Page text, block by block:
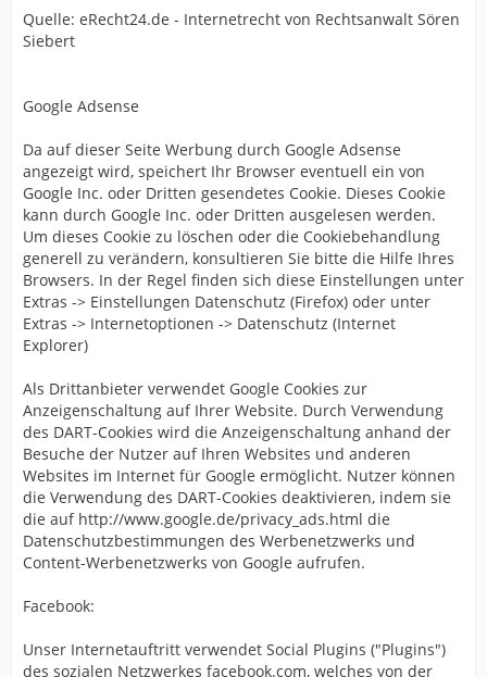
Quelle: eRecht24.de - Internetrecht von Rechtsanwalt Sören
Siebert
Google Adsense
Da auf dieser Seite Werbung durch Google Adsense
angezeigt wird, speichert Ihr Browser eventuell ein von
Google Inc. oder Dritten gesendetes Cookie. Dieses Cookie
kann durch Google Inc. oder Dritten ausgelesen werden.
Um dieses Cookie zu löschen oder die Cookiebehandlung
generell zu verändern, konsultieren Sie bitte die Hilfe Ihres
Browsers. In der Regel finden sich diese Einstellungen unter
Extras -> Einstellungen Datenschutz (Firefox) oder unter
Extras -> Internetoptionen -> Datenschutz (Internet
Explorer)
Als Drittanbieter verwendet Google Cookies zur
Anzeigenschaltung auf Ihrer Website. Durch Verwendung
des DART-Cookies wird die Anzeigenschaltung anhand der
Besuche der Nutzer auf Ihren Websites und anderen
Websites im Internet für Google ermöglicht. Nutzer können
die Verwendung des DART-Cookies deaktivieren, indem sie
die auf http://www.google.de/privacy_ads.html die
Datenschutzbestimmungen des Werbenetzwerks und
Content-Werbenetzwerks von Google aufrufen.
Facebook:
Unser Internetauftritt verwendet Social Plugins ("Plugins")
des sozialen Netzwerkes facebook.com, welches von der